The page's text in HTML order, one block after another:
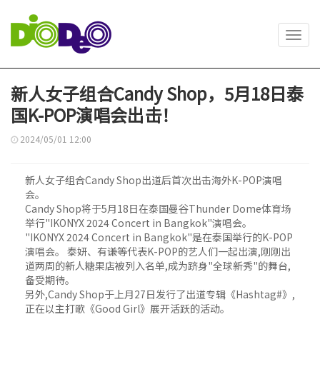
新人女子组合Candy Shop，5月18日泰
国K-POP演唱会出击！
2024/05/01 12:00
新人女子组合Candy Shop出道后首次出击海外K-POP演唱
会。
Candy Shop将于5月18日在泰国曼谷Thunder Dome体育场
举行"IKONYX 2024 Concert in Bangkok"演唱会。
"IKONYX 2024 Concert in Bangkok"是在泰国举行的K-POP
演唱会。 泰妍、有谦等代表K-POP的艺人们一起出演,刚刚出
道两周的新人糖果店被列入名单,成为跻身"全球新秀"的舞台,
备受期待。
另外,Candy Shop于上月27日发行了出道专辑《Hashtag#》,
正在以主打歌《Good Girl》展开活跃的活动。